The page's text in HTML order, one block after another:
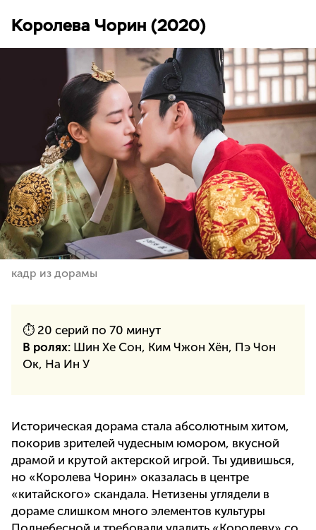
Королева Чорин (2020)
кадр из дорамы
⏱ 20 cерий по 70 минут
В ролях: Шин Хе Сон, Ким Чжон Хён, Пэ Чон
Ок, На Ин У
Историческая дорама стала абсолютным хитом,
покорив зрителей чудесным юмором, вкусной
драмой и крутой актерской игрой. Ты удивишься,
но «Королева Чорин» оказалась в центре
«китайского» скандала. Нетизены углядели в
дораме слишком много элементов культуры